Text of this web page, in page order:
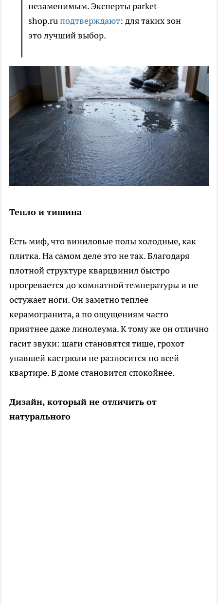
незаменимым. Эксперты parket-
shop.ruподтверждают: для таких зон
это лучший выбор.
Тепло и тишина
Есть миф, что виниловые полы холодные, как
плитка. На самом деле это не так. Благодаря
плотной структуре кварцвинил быстро
прогревается до комнатной температуры и не
остужает ноги. Он заметно теплее
керамогранита, а по ощущениям часто
приятнее даже линолеума. К тому же он отлично
гасит звуки: шаги становятся тише, грохот
упавшей кастрюли не разносится по всей
квартире. В доме становится спокойнее.
Дизайн, который не отличить от
натурального